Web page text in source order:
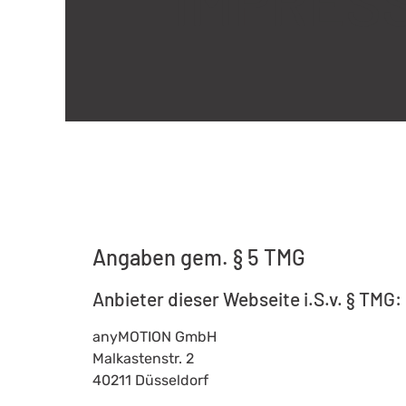
Angaben gem. § 5 TMG
Anbieter dieser Webseite i.S.v. § TMG:
anyMOTION GmbH
Malkastenstr. 2
40211 Düsseldorf